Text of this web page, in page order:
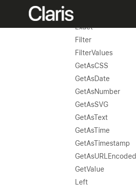
Exact
Filter
FilterValues
GetAsCSS
GetAsDate
GetAsNumber
GetAsSVG
GetAsText
GetAsTime
GetAsTimestamp
GetAsURLEncoded
GetValue
Left